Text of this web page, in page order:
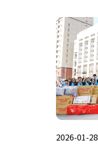
2026-01-28